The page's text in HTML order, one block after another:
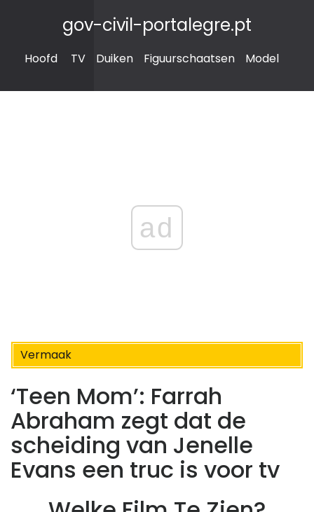
gov-civil-portalegre.pt
Hoofd TV Duiken Figuurschaatsen Model
ad
Vermaak
‘Teen Mom’: Farrah
Abraham zegt dat de
scheiding van Jenelle
Evans een truc is voor tv